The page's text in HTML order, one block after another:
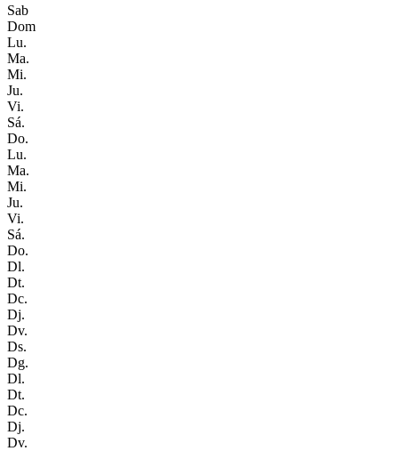
Sab
Dom
Lu.
Ma.
Mi.
Ju.
Vi.
Sá.
Do.
Lu.
Ma.
Mi.
Ju.
Vi.
Sá.
Do.
Dl.
Dt.
Dc.
Dj.
Dv.
Ds.
Dg.
Dl.
Dt.
Dc.
Dj.
Dv.